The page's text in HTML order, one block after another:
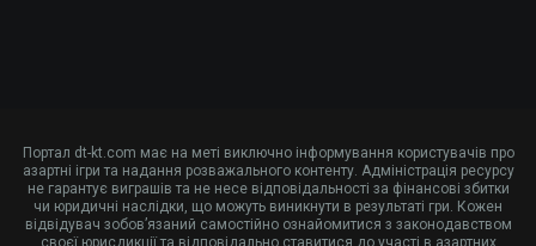
Портал dt-kt.com має на меті виключно інформування користувачів про
азартні ігри та надання розважального контенту. Адміністрація ресурсу
не гарантує виграшів та не несе відповідальності за фінансові збитки
чи юридичні наслідки, що можуть виникнути в результаті гри. Кожен
відвідувач зобов’язаний самостійно ознайомитися з законодавством